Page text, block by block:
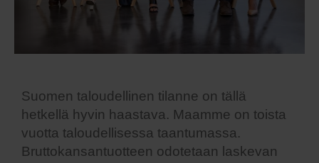
Suomen taloudellinen tilanne on tällä
hetkellä hyvin haastava. Maamme on toista
vuotta taloudellisessa taantumassa.
Bruttokansantuotteen odotetaan laskevan